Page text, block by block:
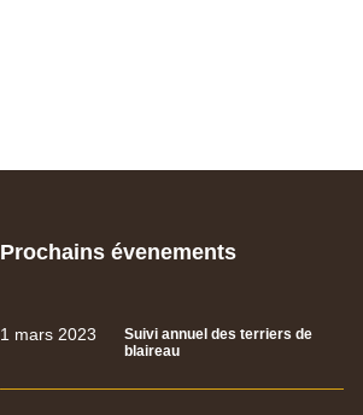
Prochains évenements
1 mars 2023
Suivi annuel des terriers de
blaireau